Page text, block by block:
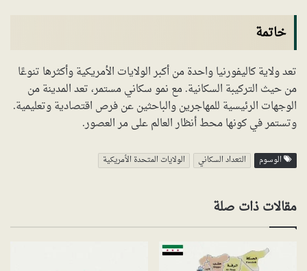
خاتمة
تعد ولاية كاليفورنيا واحدة من أكبر الولايات الأمريكية وأكثرها تنوعًا
من حيث التركيبة السكانية. مع نمو سكاني مستمر، تعد المدينة من
الوجهات الرئيسية للمهاجرين والباحثين عن فرص اقتصادية وتعليمية.
وتستمر في كونها محط أنظار العالم على مر العصور.
الوسوم التعداد السكاني الولايات المتحدة الأمريكية
مقالات ذات صلة